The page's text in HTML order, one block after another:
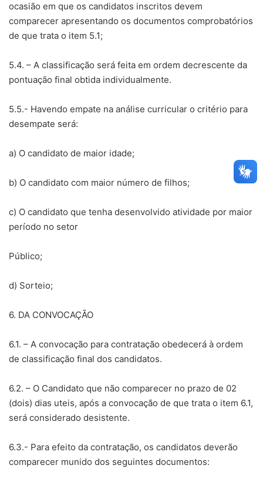
ocasião em que os candidatos inscritos devem
comparecer apresentando os documentos comprobatórios
de que trata o item 5.1;
5.4. – A classificação será feita em ordem decrescente da
pontuação final obtida individualmente.
5.5.- Havendo empate na análise curricular o critério para
desempate será:
a) O candidato de maior idade;
b) O candidato com maior número de filhos;
c) O candidato que tenha desenvolvido atividade por maior
período no setor
Público;
d) Sorteio;
6. DA CONVOCAÇÃO
6.1. – A convocação para contratação obedecerá à ordem
de classificação final dos candidatos.
6.2. – O Candidato que não comparecer no prazo de 02
(dois) dias uteis, após a convocação de que trata o item 6.1,
será considerado desistente.
6.3.- Para efeito da contratação, os candidatos deverão
comparecer munido dos seguintes documentos: